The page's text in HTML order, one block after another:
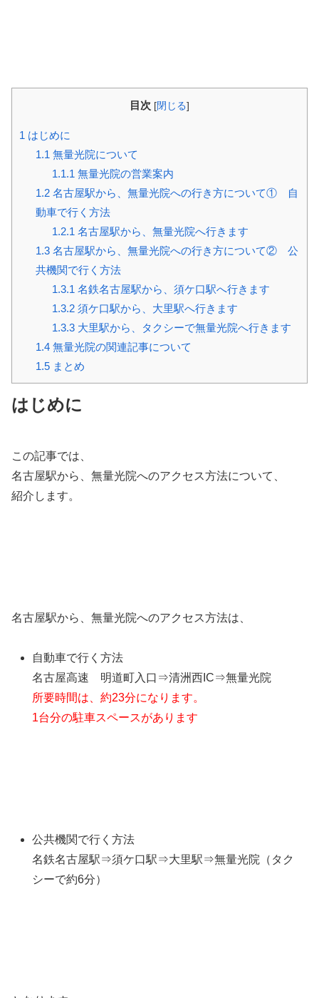
目次 [閉じる]
1 はじめに
1.1 無量光院について
1.1.1 無量光院の営業案内
1.2名古屋駅から、無量光院への行き方について① 自
動車で行く方法
1.2.1 名古屋駅から、無量光院へ行きます
1.3名古屋駅から、無量光院への行き方について② 公
共機関で行く方法
1.3.1 名鉄名古屋駅から、須ケ口駅へ行きます
1.3.2須ケ口駅から、大里駅へ行きます
1.3.3大里駅から、タクシーで無量光院へ行きます
1.4無量光院の関連記事について
1.5まとめ
はじめに
この記事では、
名古屋駅から、無量光院へのアクセス方法について、
紹介します。
名古屋駅から、無量光院へのアクセス方法は、
自動車で行く方法
名古屋高速 明道町入口⇒清洲西IC⇒無量光院
所要時間は、約23分になります。
1台分の駐車スペースがあります
公共機関で行く方法
名鉄名古屋駅⇒須ケ口駅⇒大里駅⇒無量光院（タク
シーで約6分）